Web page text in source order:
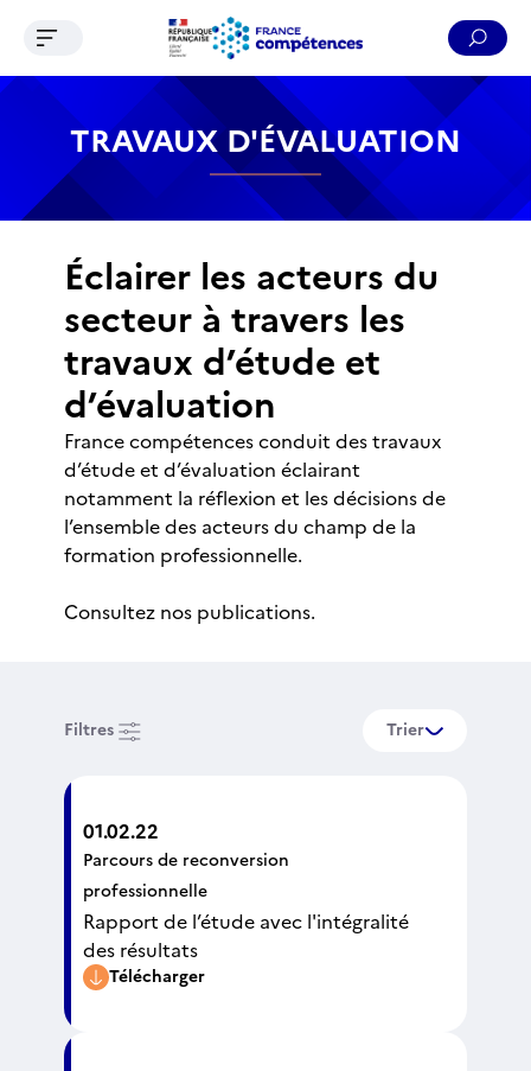
Contenu Recherche Menu Pied de page
Ouvrir le menu de navigation
TRAVAUX D'ÉVALUATION
Éclairer les acteurs du
secteur à travers les
travaux d’étude et
d’évaluation
France compétences conduit des travaux
d’étude et d’évaluation éclairant
notamment la réflexion et les décisions de
l’ensemble des acteurs du champ de la
formation professionnelle.
Consultez nos publications.
Filtres Trier
01.02.22
Parcours de reconversion
professionnelle
Rapport de l’étude avec l'intégralité
des résultats
Télécharger